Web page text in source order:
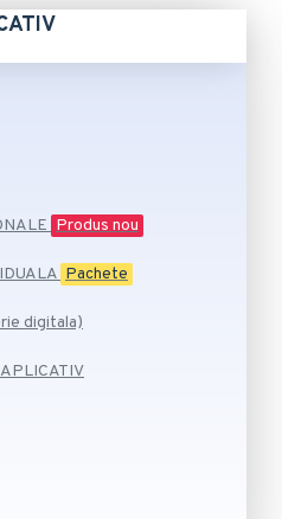
Produs nou
Pachete
digitala)